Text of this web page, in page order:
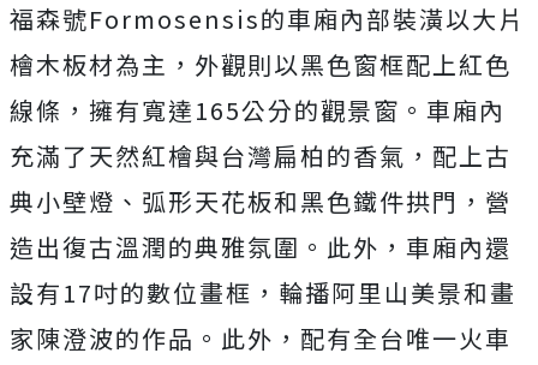
福森號Formosensis的車廂內部裝潢以大片
檜木板材為主，外觀則以黑色窗框配上紅色
線條，擁有寬達165公分的觀景窗。車廂內
充滿了天然紅檜與台灣扁柏的香氣，配上古
典小壁燈、弧形天花板和黑色鐵件拱門，營
造出復古溫潤的典雅氛圍。此外，車廂內還
設有17吋的數位畫框，輪播阿里山美景和畫
家陳澄波的作品。此外，配有全台唯一火車